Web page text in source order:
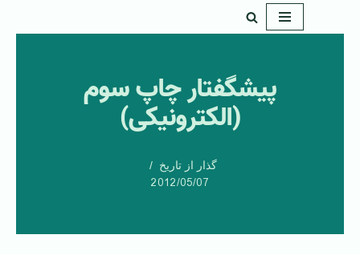
پيشگفتار چاپ سوم
(الکترونيکی)
گذار از تاریخ
2012/05/07